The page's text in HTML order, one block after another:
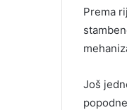
Prema
Još